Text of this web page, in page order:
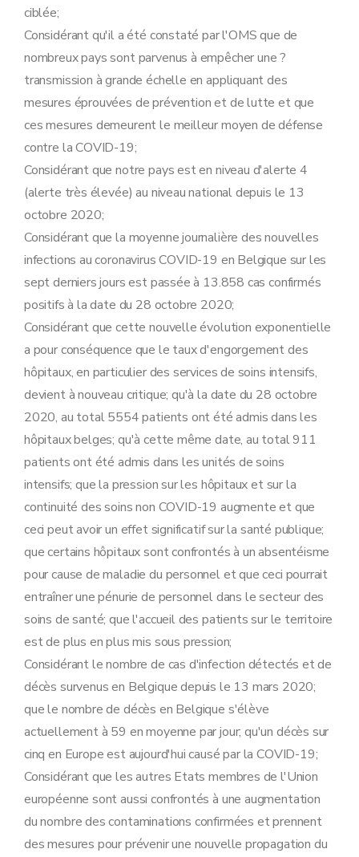
ciblée;
Considérant qu'il a été constaté par l'OMS que de
nombreux pays sont parvenus à empêcher une ?
transmission à grande échelle en appliquant des
mesures éprouvées de prévention et de lutte et que
ces mesures demeurent le meilleur moyen de défense
contre la COVID-19;
Considérant que notre pays est en niveau d'alerte 4
(alerte très élevée) au niveau national depuis le 13
octobre 2020;
Considérant que la moyenne journalière des nouvelles
infections au coronavirus COVID-19 en Belgique sur les
sept derniers jours est passée à 13.858 cas confirmés
positifs à la date du 28 octobre 2020;
Considérant que cette nouvelle évolution exponentielle
a pour conséquence que le taux d'engorgement des
hôpitaux, en particulier des services de soins intensifs,
devient à nouveau critique; qu'à la date du 28 octobre
2020, au total 5554 patients ont été admis dans les
hôpitaux belges; qu'à cette même date, au total 911
patients ont été admis dans les unités de soins
intensifs; que la pression sur les hôpitaux et sur la
continuité des soins non COVID-19 augmente et que
ceci peut avoir un effet significatif sur la santé publique;
que certains hôpitaux sont confrontés à un absentéisme
pour cause de maladie du personnel et que ceci pourrait
entraîner une pénurie de personnel dans le secteur des
soins de santé; que l'accueil des patients sur le territoire
est de plus en plus mis sous pression;
Considérant le nombre de cas d'infection détectés et de
décès survenus en Belgique depuis le 13 mars 2020;
que le nombre de décès en Belgique s'élève
actuellement à 59 en moyenne par jour; qu'un décès sur
cinq en Europe est aujourd'hui causé par la COVID-19;
Considérant que les autres Etats membres de l'Union
européenne sont aussi confrontés à une augmentation
du nombre des contaminations confirmées et prennent
des mesures pour prévenir une nouvelle propagation du